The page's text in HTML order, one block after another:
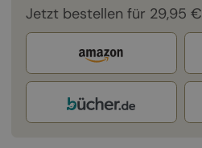
Jetzt bestellen für 29,95 €